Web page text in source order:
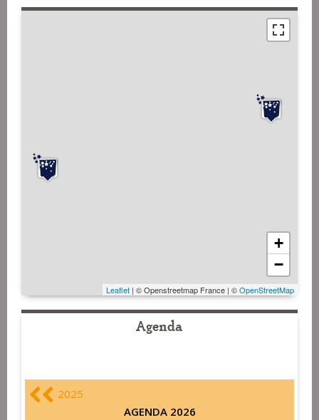
+
−
Leaflet | © Openstreetmap France | ©OpenStreetMap
Agenda
2025
AGENDA 2026